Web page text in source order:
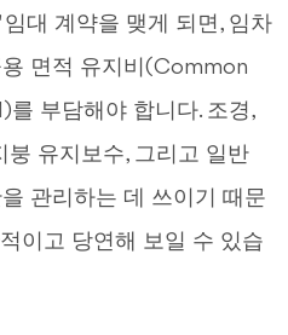
대 계약을 맺게 되면, 임차
면적 유지비(Common
부담해야 합니다. 조경,
붕 유지보수, 그리고 일반
관리하는 데 쓰이기 때문
이고 당연해 보일 수 있습